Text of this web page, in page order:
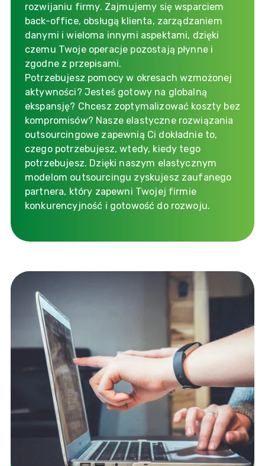
rozwijaniu firmy. Zajmujemy się wsparciem
back-office, obsługą klienta, zarządzaniem
danymi i wieloma innymi aspektami, dzięki
czemu Twoje operacje pozostają płynne i
zgodne z przepisami.
Potrzebujesz pomocy w okresach wzmożonej
aktywności? Jesteś gotowy na globalną
ekspansję? Chcesz zoptymalizować koszty bez
kompromisów? Nasze elastyczne rozwiązania
outsourcingowe zapewnią Ci dokładnie to,
czego potrzebujesz, wtedy, kiedy tego
potrzebujesz. Dzięki naszym elastycznym
modelom outsourcingu zyskujesz zaufanego
partnera, który zapewni Twojej firmie
konkurencyjność i gotowość do rozwoju.